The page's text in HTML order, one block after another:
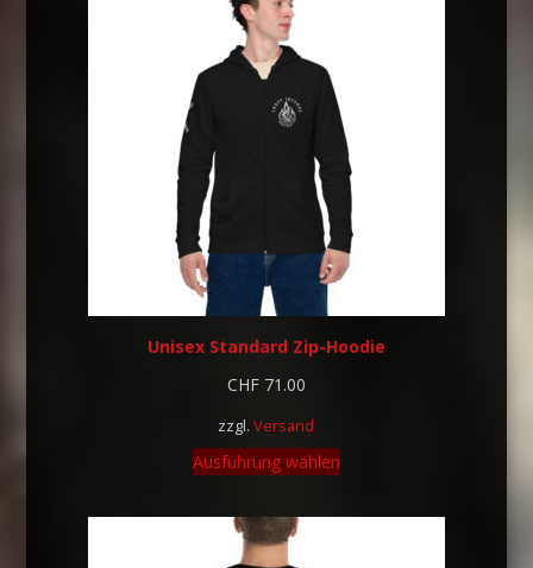
Unisex Standard Zip-Hoodie
CHF71.00
zzgl.Versand
Ausführung wählen